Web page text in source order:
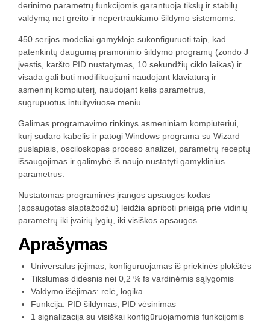
derinimo parametrų funkcijomis garantuoja tikslų ir stabilų
valdymą net greito ir nepertraukiamo šildymo sistemoms.
450 serijos modeliai gamykloje sukonfigūruoti taip, kad
patenkintų daugumą pramoninio šildymo programų (zondo J
įvestis, karšto PID nustatymas, 10 sekundžių ciklo laikas) ir
visada gali būti modifikuojami naudojant klaviatūrą ir
asmeninį kompiuterį, naudojant kelis parametrus,
sugrupuotus intuityviuose meniu.
Galimas programavimo rinkinys asmeniniam kompiuteriui,
kurį sudaro kabelis ir patogi Windows programa su Wizard
puslapiais, osciloskopas proceso analizei, parametrų receptų
išsaugojimas ir galimybė iš naujo nustatyti gamyklinius
parametrus.
Nustatomas programinės įrangos apsaugos kodas
(apsaugotas slaptažodžiu) leidžia apriboti prieigą prie vidinių
parametrų iki įvairių lygių, iki visiškos apsaugos.
Aprašymas
Universalus įėjimas, konfigūruojamas iš priekinės plokštės
Tikslumas didesnis nei 0,2 % fs vardinėmis sąlygomis
Valdymo išėjimas: relė, logika
Funkcija: PID šildymas, PID vėsinimas
1 signalizacija su visiškai konfigūruojamomis funkcijomis